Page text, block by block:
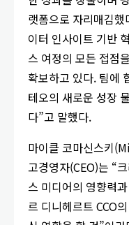
랫폼으로 자리매김
이터 인사이트 기반
스 여정의 모든 접점
확보하고 있다. 팀에
테오의 새로운 성장
다”고 말했다.
마이클 코마신스키
고경영자(CEO)는 “
스 미디어의 영향력
르 디니헤르트 CCO